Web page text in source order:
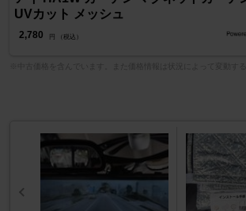
UVカット メッシュ
2,780 円 （税込）